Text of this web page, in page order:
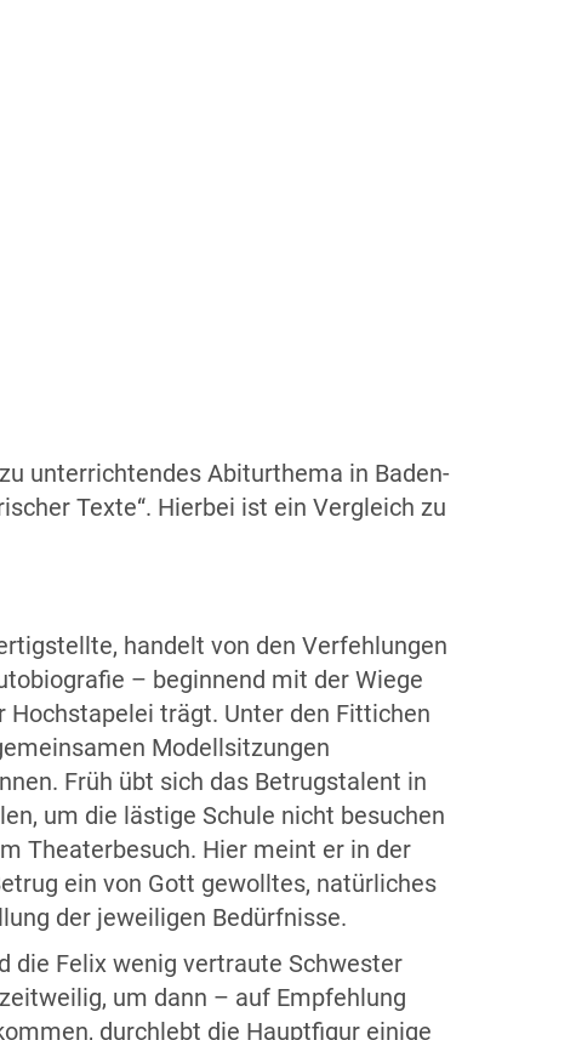
unterrichtendes Abiturthema in Baden-
Texte“. Hierbei ist ein Vergleich zu
handelt von den Verfehlungen
– beginnend mit der Wiege
Hochstapelei trägt. Unter den Fittichen
Modellsitzungen
Früh übt sich das Betrugstalent in
um die lästige Schule nicht besuchen
Theaterbesuch. Hier meint er in der
ein von Gott gewolltes, natürliches
der jeweiligen Bedürfnisse.
die Felix wenig vertraute Schwester
um dann – auf Empfehlung
durchlebt die Hauptfigur einige